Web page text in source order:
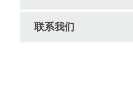
联系我们